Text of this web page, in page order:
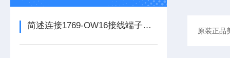
简述连接1769-OW16接线端子所需要注意的事项